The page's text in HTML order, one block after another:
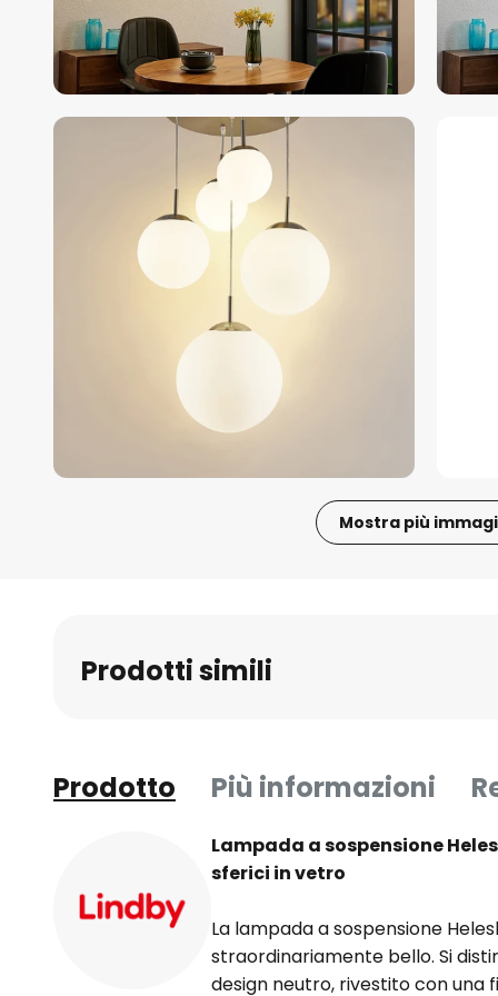
Mostra più
Prodotti simili
Prodotto Più informazioni
Lampada a sospensione
sferici in vetro
La lampada a sospensione
straordinariamente bello. Si
design neutro, rivestito con una